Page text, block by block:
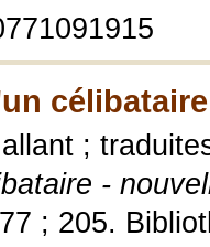
;
-
; 205.